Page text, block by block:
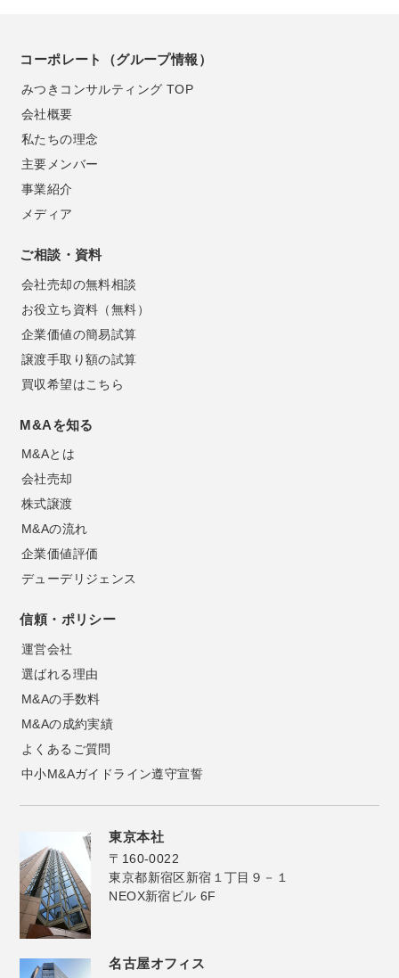
コーポレート（グループ情報）
みつきコンサルティング TOP
会社概要
私たちの理念
主要メンバー
事業紹介
メディア
ご相談・資料
会社売却の無料相談
お役立ち資料（無料）
企業価値の簡易試算
譲渡手取り額の試算
買収希望はこちら
M&Aを知る
M&Aとは
会社売却
株式譲渡
M&Aの流れ
企業価値評価
デューデリジェンス
信頼・ポリシー
運営会社
選ばれる理由
M&Aの手数料
M&Aの成約実績
よくあるご質問
中小M&Aガイドライン遵守宣誓
東京本社
〒160-0022
東京都新宿区新宿１丁目９－１
NEOX新宿ビル 6F
名古屋オフィス